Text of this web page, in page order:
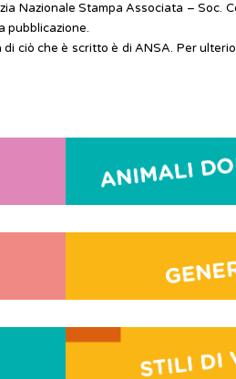
Nazionale Stampa Associata – Soc.
pubblicazione.
ciò che è scritto è di ANSA. Per